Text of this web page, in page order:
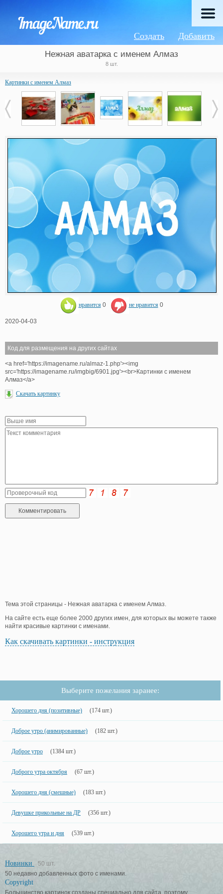
Добавить
Создать
Нежная аватарка с именем Алмаз
8 шт.
Картинки с именем Алмаз
нравится 0 не нравится 0
2020-04-03
Код для размещения на других сайтах
<a href='https://imagename.ru/almaz-1.php'><img
src='https://imagename.ru/imgbig/6901.jpg'><br>Картинки с именем
Алмаз</a>
Скачать картинку
Тема этой страницы - Нежная аватарка с именем Алмаз.
На сайте есть еще более 2000 других имен, для которых вы можете также
найти красивые картинки с именами.
Как скачивать картинки - инструкция
Выберите пожелания заранее:
Хорошего дня (позитивные) (174 шт.)
Доброе утро (анимированные) (182 шт.)
Доброе утро (1384 шт.)
Доброго утра октября (67 шт.)
Хорошего дня (смешные) (183 шт.)
Девушке прикольные на ДР (356 шт.)
Хорошего утра и дня (539 шт.)
Новинки
50 шт.
50 недавно добавленных фото с именами.
Copyright